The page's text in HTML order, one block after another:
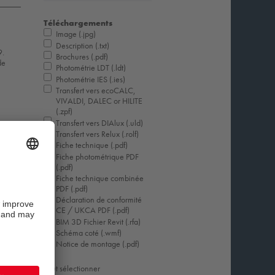
Téléchargements
Image (.jpg)
Description (.txt)
Brochures (.pdf)
Photométrie LDT (.ldt)
Photométrie IES (.ies)
Transfert vers ecoCALC,
VIVALDI, DALEC or HILITE
(.zpf)
Transfert vers DIAlux (.uld)
Transfert vers Relux (.rolf)
Fiche technique (.pdf)
Fiche photométrique PDF
(.pdf)
Fiche technique combinée
PDF (.pdf)
Déclaration de conformité
CE / UKCA PDF (.pdf)
BIM 3D Fichier Revit (.rfa)
Schéma coté (.wmf)
Notice de montage (.pdf)
Tout sélectionner